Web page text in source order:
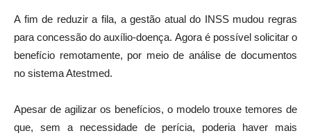
A fim de reduzir a fila, a gestão atual do INSS mudou regras
para concessão do auxílio-doença. Agora é possível solicitar o
benefício remotamente, por meio de análise de documentos
no sistema Atestmed.
Apesar de agilizar os benefícios, o modelo trouxe temores de
que, sem a necessidade de perícia, poderia haver mais